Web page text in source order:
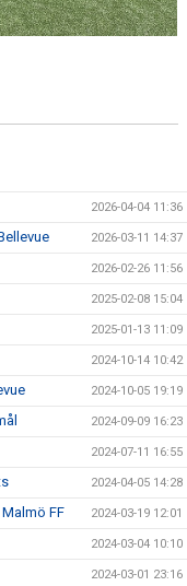
2026-04-04 11:36
2026-03-11 14:37
2026-02-26 11:56
2025-02-08 15:04
2025-01-13 11:09
2024-10-14 10:42
2024-10-05 19:19
2024-09-09 16:23
2024-07-11 16:55
2024-04-05 14:28
FF 2024-03-19 12:01
2024-03-04 10:10
2024-03-01 23:16